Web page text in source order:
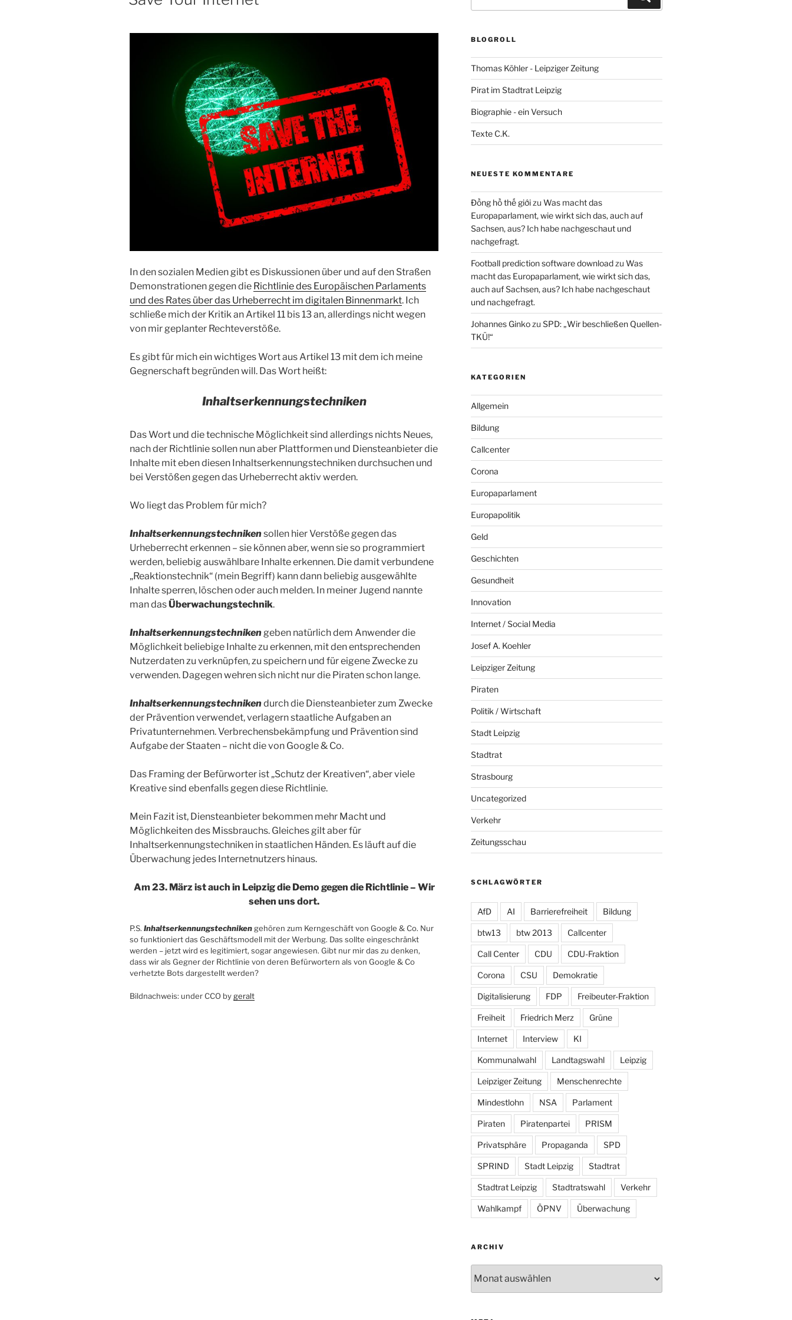
In den sozialen Medien gibt es Diskussionen über und auf den Straßen
Demonstrationen gegen die Richtlinie des Europäischen Parlaments
und des Rates über das Urheberrecht im digitalen Binnenmarkt. Ich
schließe mich der Kritik an Artikel 11 bis 13 an, allerdings nicht wegen
von mir geplanter Rechteverstöße.
Es gibt für mich ein wichtiges Wort aus Artikel 13 mit dem ich meine
Gegnerschaft begründen will. Das Wort heißt:
Inhaltserkennungstechniken
Das Wort und die technische Möglichkeit sind allerdings nichts Neues,
nach der Richtlinie sollen nun aber Plattformen und Diensteanbieter die
Inhalte mit eben diesen Inhaltserkennungstechniken durchsuchen und
bei Verstößen gegen das Urheberrecht aktiv werden.
Wo liegt das Problem für mich?
Inhaltserkennungstechnikensollen hier Verstöße gegen das
Urheberrecht erkennen – sie können aber, wenn sie so programmiert
werden, beliebig auswählbare Inhalte erkennen. Die damit verbundene
„Reaktionstechnik“ (mein Begriff) kann dann beliebig ausgewählte
Inhalte sperren, löschen oder auch melden. In meiner Jugend nannte
man dasÜberwachungstechnik.
Inhaltserkennungstechnikengeben natürlich dem Anwender die
Möglichkeit beliebige Inhalte zu erkennen, mit den entsprechenden
Nutzerdaten zu verknüpfen, zu speichern und für eigene Zwecke zu
verwenden. Dagegen wehren sich nicht nur die Piraten schon lange.
Inhaltserkennungstechnikendurch die Diensteanbieter zum Zwecke
der Prävention verwendet, verlagern staatliche Aufgaben an
Privatunternehmen. Verbrechensbekämpfung und Prävention sind
Aufgabe der Staaten – nicht die von Google & Co.
Das Framing der Befürworter ist „Schutz der Kreativen“, aber viele
Kreative sind ebenfalls gegen diese Richtlinie.
Mein Fazit ist, Diensteanbieter bekommen mehr Macht und
Möglichkeiten des Missbrauchs. Gleiches gilt aber für
Inhaltserkennungstechniken in staatlichen Händen. Es läuft auf die
Überwachung jedes Internetnutzers hinaus.
Am 23. März ist auch in Leipzig die Demo gegen die Richtlinie – Wir
sehen uns dort.
P.S. Inhaltserkennungstechnikengehören zum Kerngeschäft von Google & Co. Nur
so funktioniert das Geschäftsmodell mit der Werbung. Das sollte eingeschränkt
werden – jetzt wird es legitimiert, sogar angewiesen. Gibt nur mir das zu denken,
dass wir als Gegner der Richtlinie von deren Befürwortern als von Google & Co
verhetzte Bots dargestellt werden?
Bildnachweis: under CCO by geralt
BLOGROLL
Thomas Köhler - Leipziger Zeitung
Pirat im Stadtrat Leipzig
Biographie - ein Versuch
Texte C.K.
NEUESTE KOMMENTARE
Đồng hồ thế giớizu Was macht das
Europaparlament, wie wirkt sich das, auch auf
Sachsen, aus? Ich habe nachgeschaut und
nachgefragt.
Football prediction software downloadzu Was
macht das Europaparlament, wie wirkt sich das,
auch auf Sachsen, aus? Ich habe nachgeschaut
und nachgefragt.
Johannes Ginkozu SPD: „Wir beschließen Quellen-
TKÜ!“
KATEGORIEN
Allgemein
Bildung
Callcenter
Corona
Europaparlament
Europapolitik
Geld
Geschichten
Gesundheit
Innovation
Internet / Social Media
Josef A. Koehler
Leipziger Zeitung
Piraten
Politik / Wirtschaft
Stadt Leipzig
Stadtrat
Strasbourg
Uncategorized
Verkehr
Zeitungsschau
SCHLAGWÖRTER
AfD AI Barrierefreiheit Bildung
btw13 btw 2013 Callcenter
Call Center CDU CDU-Fraktion
Corona CSU Demokratie
Digitalisierung FDP Freibeuter-Fraktion
Freiheit Friedrich Merz Grüne
Internet Interview KI
Kommunalwahl Landtagswahl Leipzig
Leipziger Zeitung Menschenrechte
Mindestlohn NSA Parlament
Piraten Piratenpartei PRISM
Privatsphäre Propaganda SPD
SPRIND Stadt Leipzig Stadtrat
Stadtrat Leipzig Stadtratswahl Verkehr
Wahlkampf ÖPNV Überwachung
ARCHIV